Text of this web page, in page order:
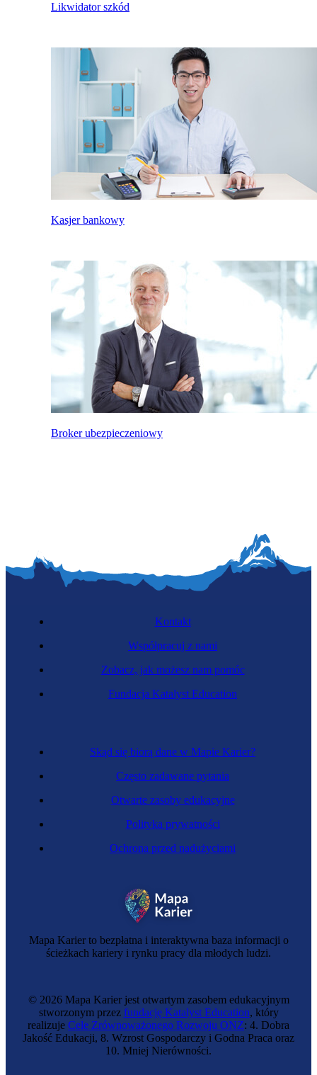
Likwidator szkód
Kasjer bankowy
Broker ubezpieczeniowy
Mapa Karier to bezpłatna i interaktywna baza informacji o
ścieżkach kariery i rynku pracy dla młodych ludzi.
Skąd się biorą dane w Mapie Karier?
Często zadawane pytania
Otwarte zasoby edukacyjne
Polityka prywatności
Ochrona przed nadużyciami
Kontakt
Współpracuj z nami
Zobacz, jak możesz nam pomóc
Fundacja Katalyst Education
© 2026 Mapa Karier jest otwartym zasobem edukacyjnym
stworzonym przez fundację Katalyst Education, który
realizuje Cele Zrównoważonego Rozwoju ONZ: 4. Dobra
Jakość Edukacji, 8. Wzrost Gospodarczy i Godna Praca oraz
10. Mniej Nierówności.